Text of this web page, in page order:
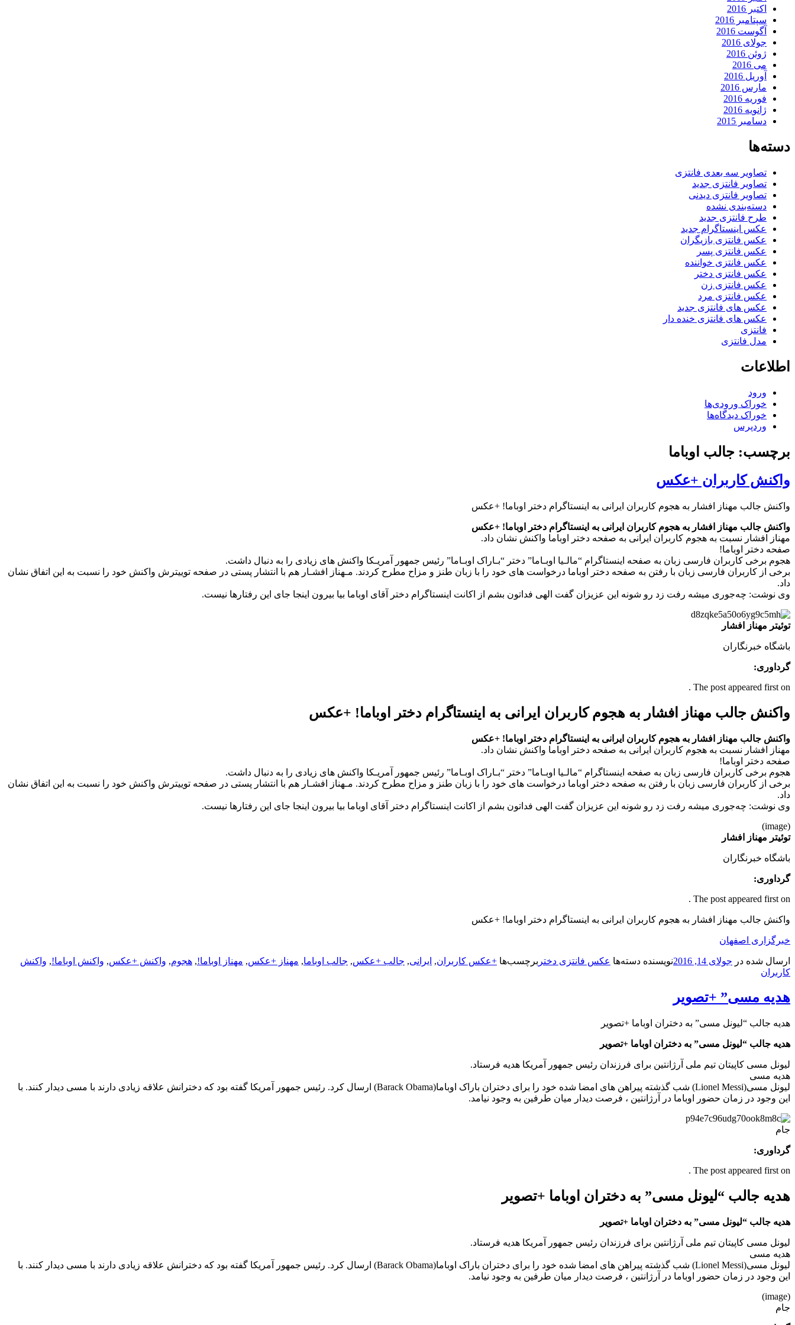
اکتبر 2016
سپتامبر 2016
آگوست 2016
جولای 2016
ژوئن 2016
می 2016
آوریل 2016
مارس 2016
فوریه 2016
ژانویه 2016
دسامبر 2015
دسته‌ها
تصاویر سه بعدی فانتزی
تصاویر فانتزی جدید
تصاویر فانتزی دیدنی
دسته‌بندی نشده
طرح فانتزی جدید
عکس اینستاگرام جدید
عکس فانتزی بازیگران
عکس فانتزی پسر
عکس فانتزی خواننده
عکس فانتزی دختر
عکس فانتزی زن
عکس فانتزی مرد
عکس های فانتزی جدید
عکس های فانتزی خنده دار
فانتزی
مدل فانتزی
اطلاعات
ورود
خوراک ورودی‌ها
خوراک دیدگاه‌ها
وردپرس
برچسب: جالب اوباما
واکنش کاربران +عکس
واکنش جالب مهناز افشار به هجوم کاربران ایرانی به اینستاگرام دختر اوباما! +عکس
واکنش جالب مهناز افشار به هجوم کاربران ایرانی به اینستاگرام دختر اوباما! +عکس
مهناز افشار نسبت به هجوم کاربران ایرانی به صفحه دختر اوباما واکنش نشان داد.
صفحه دختر اوباما!
هجوم برخی کاربران فارسی زبان به صفحه اینستاگرام “مالـیا اوبـاما” دختر “بـاراک اوبـاما” رئیس جمهور آمریـکا واکنش های زیادی را به دنبال داشت.
برخی از کاربران فارسی زبان‌ با رفتن به صفحه دختر اوباما درخواست های خود را با زبان طنز و مزاح مطرح کردند. مـهناز افشـار هم با انتشار پستی در صفحه توییترش واکنش خود را نسبت به این اتفاق نشان
داد.
وی نوشت: چه‌جوری میشه رفت زد رو شونه این عزیزان گفت الهی فداتون بشم از اکانت اینستاگرام دختر آقای اوباما بیا بیرون اینجا جای اين رفتارها نیست.
توئیتر مهناز افشار
باشگاه خبرنگاران
گرداوری:
The post appeared first on .
واکنش جالب مهناز افشار به هجوم کاربران ایرانی به اینستاگرام دختر اوباما! +عکس
واکنش جالب مهناز افشار به هجوم کاربران ایرانی به اینستاگرام دختر اوباما! +عکس
مهناز افشار نسبت به هجوم کاربران ایرانی به صفحه دختر اوباما واکنش نشان داد.
صفحه دختر اوباما!
هجوم برخی کاربران فارسی زبان به صفحه اینستاگرام “مالـیا اوبـاما” دختر “بـاراک اوبـاما” رئیس جمهور آمریـکا واکنش های زیادی را به دنبال داشت.
برخی از کاربران فارسی زبان‌ با رفتن به صفحه دختر اوباما درخواست های خود را با زبان طنز و مزاح مطرح کردند. مـهناز افشـار هم با انتشار پستی در صفحه توییترش واکنش خود را نسبت به این اتفاق نشان
داد.
وی نوشت: چه‌جوری میشه رفت زد رو شونه این عزیزان گفت الهی فداتون بشم از اکانت اینستاگرام دختر آقای اوباما بیا بیرون اینجا جای اين رفتارها نیست.
(image)
توئیتر مهناز افشار
باشگاه خبرنگاران
گرداوری:
The post appeared first on .
واکنش جالب مهناز افشار به هجوم کاربران ایرانی به اینستاگرام دختر اوباما! +عکس
خبرگزاری اصفهان
ارسال شده در جولای 14, 2016 نویسنده دسته‌ها عکس فانتزی دختر برچسب‌ها +عکس کاربران, ایرانی, جالب +عکس, جالب اوباما, مهناز +عکس, مهناز اوباما!, هجوم, واکنش +عکس, واکنش اوباما!, واکنش
کاربران
هدیه مسی” +تصویر
هدیه جالب “لیونل مسی” به دختران اوباما +تصویر
هدیه جالب “لیونل مسی” به دختران اوباما +تصویر
لیونل مسی کاپیتان تیم ملی آرژانتین برای فرزندان رئیس جمهور آمریکا هدیه فرستاد.
هدیه مسی
لیونل مسی(Lionel Messi) شب گذشته پیراهن های امضا شده خود را برای دختران باراک اوباما(Barack Obama) ارسال کرد. رئیس جمهور آمریکا گفته بود که دخترانش علاقه زیادی دارند با مسی دیدار کنند. با
این وجود در زمان حضور اوباما در آرژانتین ، فرصت دیدار میان طرفین به وجود نیامد.
جام
گرداوری:
The post appeared first on .
هدیه جالب “لیونل مسی” به دختران اوباما +تصویر
هدیه جالب “لیونل مسی” به دختران اوباما +تصویر
لیونل مسی کاپیتان تیم ملی آرژانتین برای فرزندان رئیس جمهور آمریکا هدیه فرستاد.
هدیه مسی
لیونل مسی(Lionel Messi) شب گذشته پیراهن های امضا شده خود را برای دختران باراک اوباما(Barack Obama) ارسال کرد. رئیس جمهور آمریکا گفته بود که دخترانش علاقه زیادی دارند با مسی دیدار کنند. با
این وجود در زمان حضور اوباما در آرژانتین ، فرصت دیدار میان طرفین به وجود نیامد.
(image)
جام